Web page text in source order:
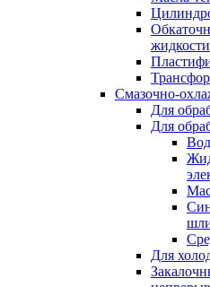
жидкости
Смазочно-
Для
Для
Для